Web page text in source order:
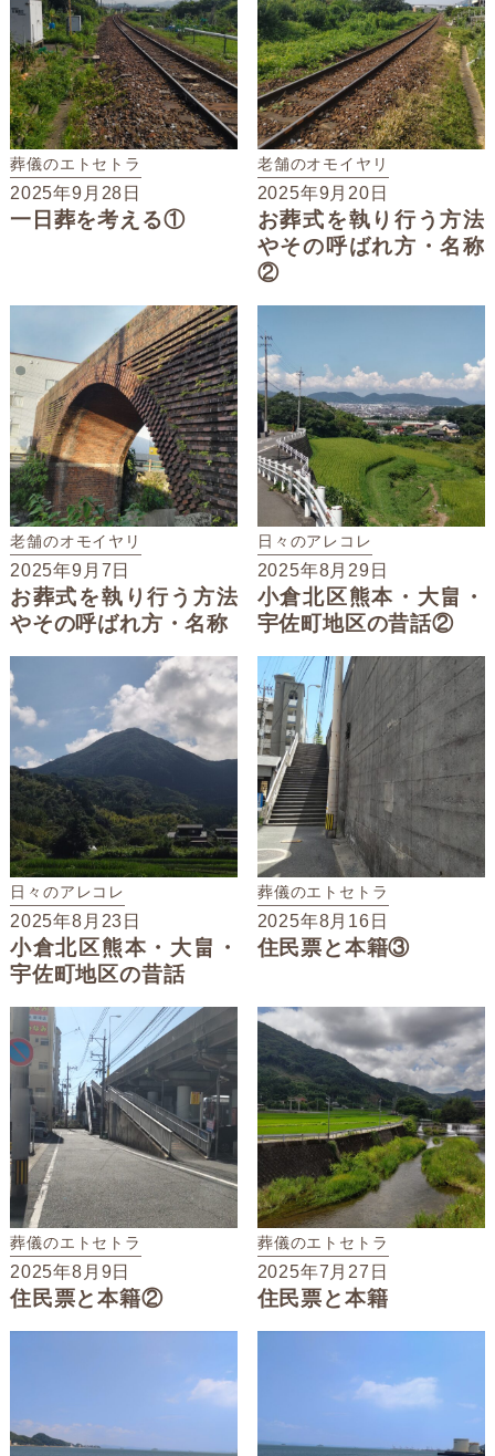
葬儀のエトセトラ
2025年9月28日
一日葬を考える①
老舗のオモイヤリ
2025年9月20日
お葬式を執り行う方法
やその呼ばれ方・名称
②
老舗のオモイヤリ
2025年9月7日
お葬式を執り行う方法
やその呼ばれ方・名称
日々のアレコレ
2025年8月29日
小倉北区熊本・大畠・
宇佐町地区の昔話②
日々のアレコレ
2025年8月23日
小倉北区熊本・大畠・
宇佐町地区の昔話
葬儀のエトセトラ
2025年8月16日
住民票と本籍③
葬儀のエトセトラ
2025年8月9日
住民票と本籍②
葬儀のエトセトラ
2025年7月27日
住民票と本籍